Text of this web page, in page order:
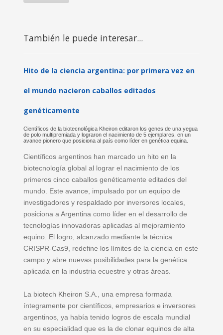
También le puede interesar...
Hito de la ciencia argentina: por primera vez en
el mundo nacieron caballos editados
genéticamente
Científicos de la biotecnológica Kheiron editaron los genes de una yegua
de polo multipremiada y lograron el nacimiento de 5 ejemplares, en un
avance pionero que posiciona al país como líder en genética equina.
Científicos argentinos han marcado un hito en la
biotecnología global al lograr el nacimiento de los
primeros cinco caballos genéticamente editados del
mundo. Este avance, impulsado por un equipo de
investigadores y respaldado por inversores locales,
posiciona a Argentina como líder en el desarrollo de
tecnologías innovadoras aplicadas al mejoramiento
equino. El logro, alcanzado mediante la técnica
CRISPR-Cas9, redefine los límites de la ciencia en este
campo y abre nuevas posibilidades para la genética
aplicada en la industria ecuestre y otras áreas.
La biotech Kheiron S.A., una empresa formada
íntegramente por científicos, empresarios e inversores
argentinos, ya había tenido logros de escala mundial
en su especialidad que es la de clonar equinos de alta